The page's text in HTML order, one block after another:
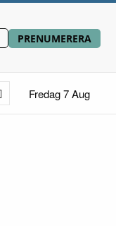
PRENUMERERA
Fredag 7 Aug